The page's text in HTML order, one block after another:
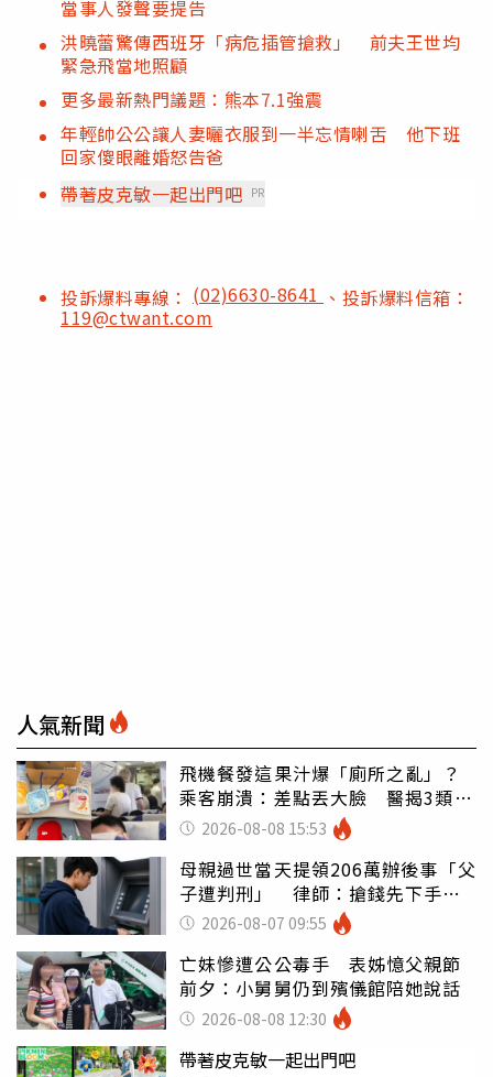
當事人發聲要提告
洪曉蕾驚傳西班牙「病危插管搶救」 前夫王世均
緊急飛當地照顧
更多最新熱門議題：熊本7.1強震
年輕帥公公讓人妻曬衣服到一半忘情喇舌 他下班
回家傻眼離婚怒告爸
帶著皮克敏一起出門吧 PR
投訴爆料專線： (02)6630-8641 、投訴爆料信箱：
119@ctwant.com
人氣新聞
飛機餐發這果汁爆「廁所之亂」？
乘客崩潰：差點丟大臉 醫揭3類人
別亂喝
2026-08-08 15:53
母親過世當天提領206萬辦後事「父
子遭判刑」 律師：搶錢先下手是
罪 2026-08-07 09:55
亡妹慘遭公公毒手 表姊憶父親節
前夕：小舅舅仍到殯儀館陪她說話
2026-08-08 12:30
帶著皮克敏一起出門吧